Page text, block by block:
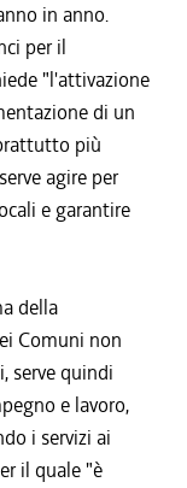
in anno.
per il
"l'attivazione
di un
più
agire per
e garantire
della
Comuni non
serve quindi
e lavoro,
i servizi ai
il quale "è